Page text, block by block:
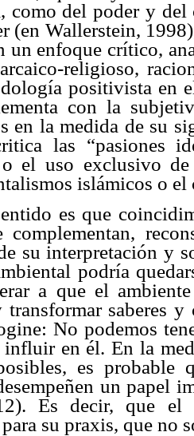
como del poder y
(en Wallerstein,
un enfoque crítico,
religioso,
positivista en
con la
en la medida de su
las “pasiones
o el uso exclusivo
islámicos o
es que
complementan,
su interpretación y
podría
a que el
transformar saberes
No podemos
influir en él. En la
es probable
un papel
Es decir, que el
su praxis, que no